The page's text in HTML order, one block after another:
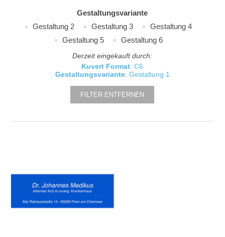
Gestaltungsvariante
Gestaltung 2
Gestaltung 3
Gestaltung 4
Gestaltung 5
Gestaltung 6
Derzeit eingekauft durch:
Kuvert Format: C6
Gestaltungsvariante: Gestaltung 1
FILTER ENTFERNEN